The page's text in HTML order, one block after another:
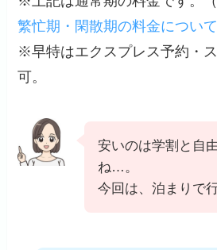
繁忙期・閑散期の料金について
※早特はエクスプレス予約・
可。
安いのは学割と自
ね…。
今回は、泊まりで